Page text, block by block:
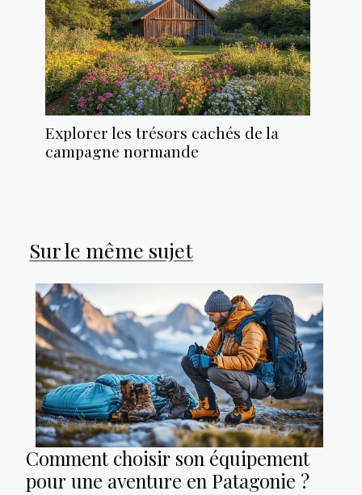
Explorer les trésors cachés de la
campagne normande
Sur le même sujet
Comment choisir son équipement
pour une aventure en Patagonie ?